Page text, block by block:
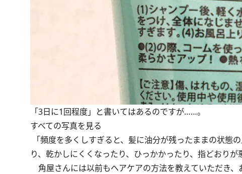
「3日に1回程度」と書いてはあるのですが……。
すべての写真を見る
「頻度を多くしすぎると、髪に油分が残ったままの状態
り、乾かしにくくなったり、ひっかかったり、指どおり
角屋さんには以前もヘアケアの方法を教えていただき、